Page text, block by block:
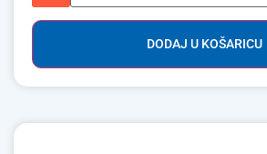
DODAJ U KOŠARICU